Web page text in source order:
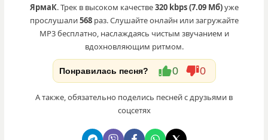
ЯрмаК. Трек в высоком качестве320 kbps (7.09 Мб)уже
прослушали568раз. Слушайте онлайн или загружайте
MP3 бесплатно, наслаждаясь чистым звучанием и
вдохновляющим ритмом.
Понравилась песня? 0 0
А также, обязательно поделись песней с друзьями в
соцсетях